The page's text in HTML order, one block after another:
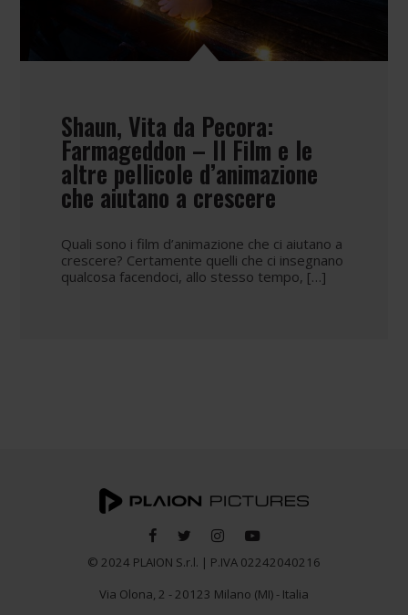
Shaun, Vita da Pecora:
Farmageddon – Il Film e le
altre pellicole d’animazione
che aiutano a crescere
Quali sono i film d’animazione che ci aiutano a
crescere? Certamente quelli che ci insegnano
qualcosa facendoci, allo stesso tempo, […]
© 2024 PLAION S.r.l. | P.IVA 02242040216
Via Olona, 2 - 20123 Milano (MI) - Italia